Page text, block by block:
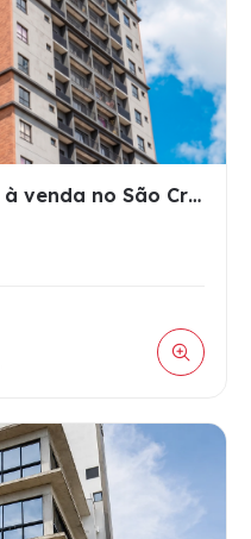
Apartamento 2 quartos à venda no São Cristóvão, Chapecó SC, …